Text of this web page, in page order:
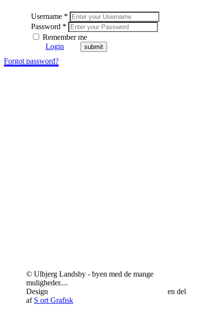
Username *
Password *
Remember me
Login
Forgot password?
© Ulbjerg Landsby - byen med de mange
muligheder....
Design
en del
af S ort Grafisk